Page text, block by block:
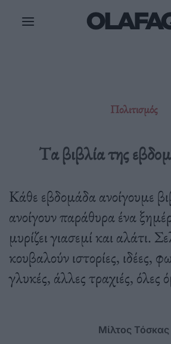
Πολιτισμός
Tα βιβλία της
Κάθε εβδομάδα ανοίγουμε
ανοίγουν παράθυρα ένα
μυρίζει γιασεμί και αλάτι.
κουβαλούν ιστορίες, ιδέες,
γλυκές, άλλες τραχιές, όλες
Μίλτος Τόσκας